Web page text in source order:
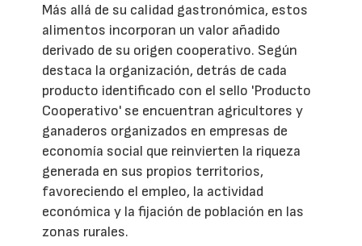
Más allá de su calidad gastronómica, estos
alimentos incorporan un valor añadido
derivado de su origen cooperativo. Según
destaca la organización, detrás de cada
producto identificado con el sello 'Producto
Cooperativo' se encuentran agricultores y
ganaderos organizados en empresas de
economía social que reinvierten la riqueza
generada en sus propios territorios,
favoreciendo el empleo, la actividad
económica y la fijación de población en las
zonas rurales.